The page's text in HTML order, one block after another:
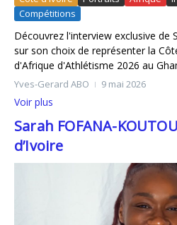
Compétitions
Découvrez l'interview exclusive de
sur son choix de représenter la
d'Afrique d'Athlétisme 2026 au
Yves-Gerard ABO 9 mai 2026
Voir plus
Sarah FOFANA-
d’Ivoire